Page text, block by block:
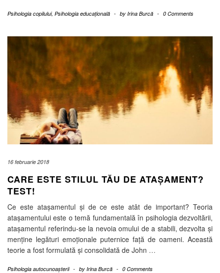
Psihologia copilului, Psihologia educațională - by Irina Burcă - 0 Comments
16 februarie 2018
CARE ESTE STILUL TĂU DE ATAȘAMENT?
TEST!
Ce este atașamentul și de ce este atât de important? Teoria
atașamentului este o temă fundamentală în psihologia dezvoltării,
atașamentul referindu-se la nevoia omului de a stabili, dezvolta și
menține legături emoționale puternice față de oameni. Această
teorie a fost formulată și consolidată de John …
Psihologia autocunoașterii - by Irina Burcă - 0 Comments